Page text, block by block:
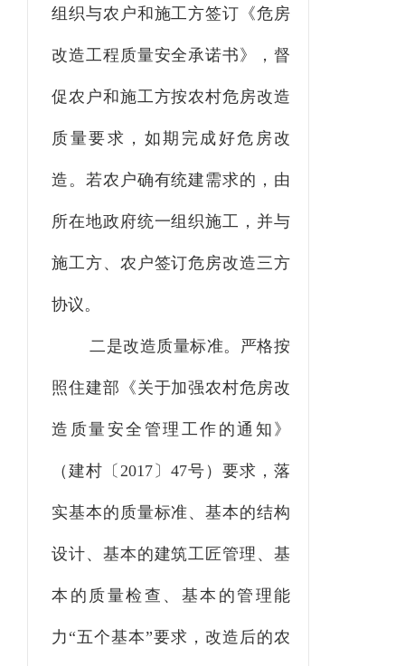
组织与农户和施工方签订《危房
改造工程质量安全承诺书》，督
促农户和施工方按农村危房改造
质量要求，如期完成好危房改
造。若农户确有统建需求的，由
所在地政府统一组织施工，并与
施工方、农户签订危房改造三方
协议。
二是改造质量标准。严格按
照住建部《关于加强农村危房改
造质量安全管理工作的通知》
（建村〔 2017〕47号）要求，落
实基本的质量标准、基本的结构
设计、基本的建筑工匠管理、基
本的质量检查、基本的管理能
力“五个基本”要求，改造后的农